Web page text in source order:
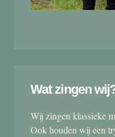
Wat zingen
Wij zingen klassieke
Ook houden wij een